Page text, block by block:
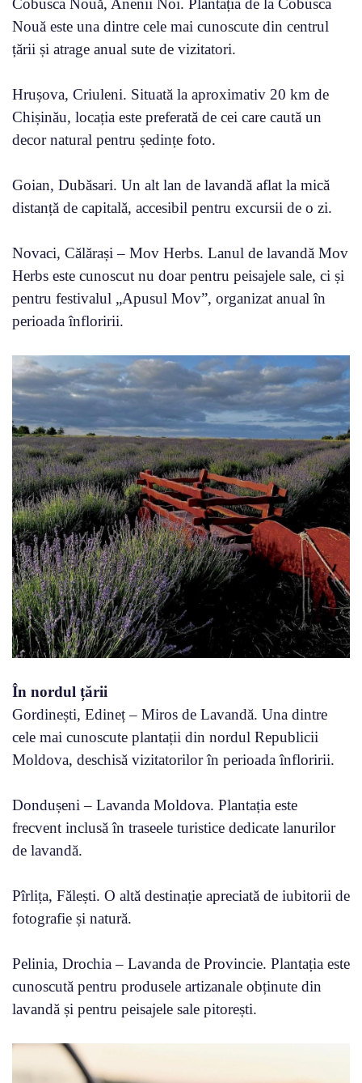
Nouă este una dintre cele mai cunoscute din centrul
țării și atrage anual sute de vizitatori.
Hrușova, Criuleni. Situată la aproximativ 20 km de
Chișinău, locația este preferată de cei care caută un
decor natural pentru ședințe foto.
Goian, Dubăsari. Un alt lan de lavandă aflat la mică
distanță de capitală, accesibil pentru excursii de o zi.
Novaci, Călărași – Mov Herbs. Lanul de lavandă Mov
Herbs este cunoscut nu doar pentru peisajele sale, ci și
pentru festivalul „Apusul Mov”, organizat anual în
perioada înfloririi.
În nordul țării
Gordinești, Edineț – Miros de Lavandă. Una dintre
cele mai cunoscute plantații din nordul Republicii
Moldova, deschisă vizitatorilor în perioada înfloririi.
Dondușeni – Lavanda Moldova. Plantația este
frecvent inclusă în traseele turistice dedicate lanurilor
de lavandă.
Pîrlița, Fălești. O altă destinație apreciată de iubitorii de
fotografie și natură.
Pelinia, Drochia – Lavanda de Provincie. Plantația este
cunoscută pentru produsele artizanale obținute din
lavandă și pentru peisajele sale pitorești.